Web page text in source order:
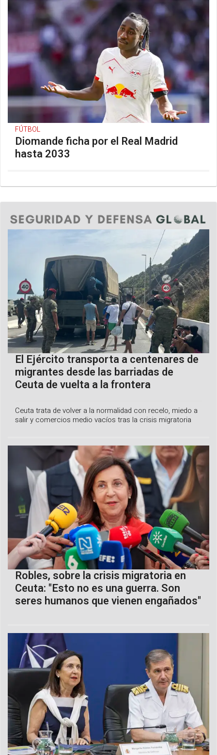
FÚTBOL
Diomande ficha por el Real Madrid
hasta 2033
El Ejército transporta a centenares de
migrantes desde las barriadas de
Ceuta de vuelta a la frontera
Ceuta trata de volver a la normalidad con recelo, miedo a
salir y comercios medio vacíos tras la crisis migratoria
Robles, sobre la crisis migratoria en
Ceuta: "Esto no es una guerra. Son
seres humanos que vienen engañados"